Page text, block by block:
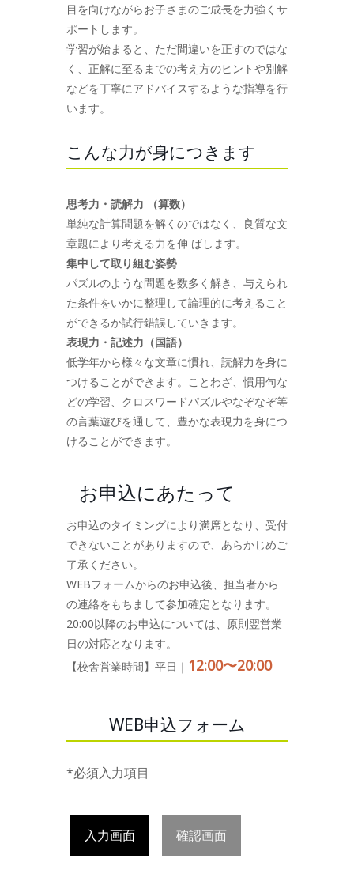
目を向けながらお子さまのご成長を力強くサ
ポートします。
学習が始まると、ただ間違いを正すのではな
く、正解に至るまでの考え方のヒントや別解
などを丁寧にアドバイスするような指導を行
います。
こんな力が身につきます
思考力・読解力 （算数）
単純な計算問題を解くのではなく、良質な文
章題により考える力を伸 ばします。
集中して取り組む姿勢
パズルのような問題を数多く解き、与えられ
た条件をいかに整理して論理的に考えること
ができるか試行錯誤していきます。
表現力・記述力（国語）
低学年から様々な文章に慣れ、読解力を身に
つけることができます。ことわざ、慣用句な
どの学習、クロスワードパズルやなぞなぞ等
の言葉遊びを通して、豊かな表現力を身につ
けることができます。
お申込にあたって
お申込のタイミングにより満席となり、受付
できないことがありますので、あらかじめご
了承ください。
WEBフォームからのお申込後、担当者から
の連絡をもちまして参加確定となります。
20:00以降のお申込については、原則翌営業
日の対応となります。
【校舎営業時間】平日｜ 12:00〜20:00
WEB申込フォーム
*必須入力項目
入力画面 確認画面